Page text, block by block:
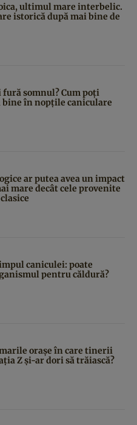
ultimul mare interbelic.
istorică după mai bine de
somnul? Cum poți
în nopțile caniculare
ar putea avea un impact
mare decât cele provenite
caniculei: poate
pentru căldură?
orașe în care tinerii
Z și-ar dori să trăiască?